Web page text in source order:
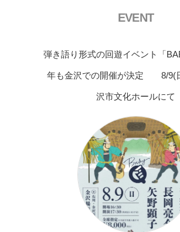
EVENT
弾き語り形式の回遊イベント「
年も金沢での開催が決定 8/9(
沢市文化ホールにて